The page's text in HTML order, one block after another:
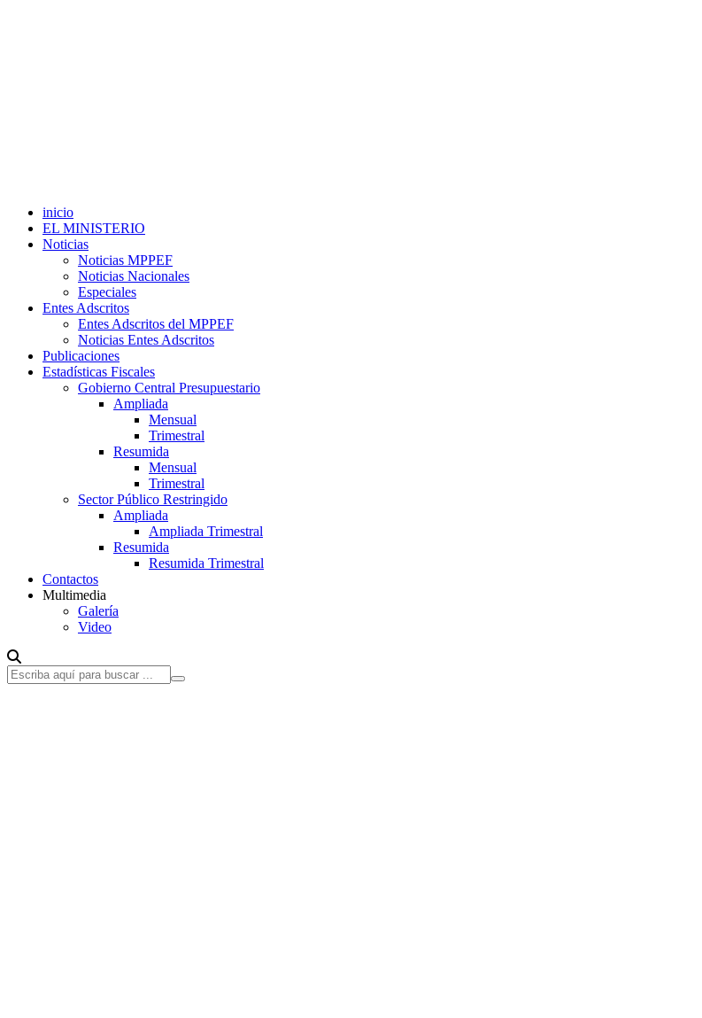
inicio
EL MINISTERIO
Noticias
Noticias MPPEF
Noticias Nacionales
Especiales
Entes Adscritos
Entes Adscritos del MPPEF
Noticias Entes Adscritos
Publicaciones
Estadísticas Fiscales
Gobierno Central Presupuestario
Ampliada
Mensual
Trimestral
Resumida
Mensual
Trimestral
Sector Público Restringido
Ampliada
Ampliada Trimestral
Resumida
Resumida Trimestral
Contactos
Multimedia
Galería
Video